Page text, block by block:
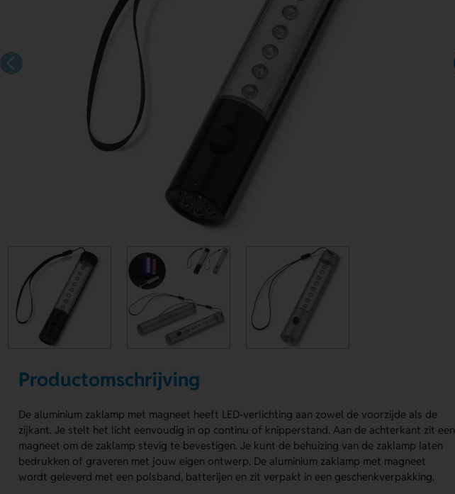
Productomschrijving
De aluminium zaklamp met magneet heeft LED-verlichting aan zowel de voorzijde als de
zijkant. Je stelt het licht eenvoudig in op continu of knipperstand. Aan de achterkant zit een
magneet om de zaklamp stevig te bevestigen. Je kunt de behuizing van de zaklamp laten
bedrukken of graveren met jouw eigen ontwerp. De aluminium zaklamp met magneet
wordt geleverd met een polsband, batterijen en zit verpakt in een geschenkverpakking.